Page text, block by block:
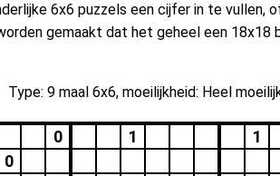
6x6 puzzels een cijfer in te vullen,
gemaakt dat het geheel een 18x18
Type: 9 maal 6x6, moeilijkheid: Heel
0 1
1
0